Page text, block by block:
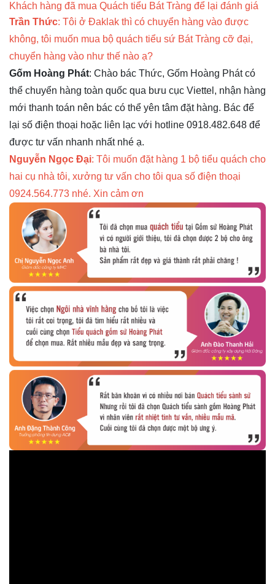
Khách hàng đã mua Quách tiểu Bát Tràng để lại đánh giá
Trần Thức: Tôi ở Đaklak thì có chuyển hàng vào được
không, tôi muốn mua bộ quách tiểu sứ Bát Tràng cỡ đại,
chuyển hàng vào như thế nào ạ?
Gốm Hoàng Phát: Chào bác Thức, Gốm Hoàng Phát có
thể chuyển hàng toàn quốc qua bưu cục Viettel, nhận hàng
mới thanh toán nên bác có thể yên tâm đặt hàng. Bác để
lại số điện thoại hoặc liên lạc với hotline 0918.482.648 để
được tư vấn nhanh nhất nhé ạ.
Nguyễn Ngọc Đại: Tôi muốn đặt hàng 1 bộ tiểu quách cho
hai cụ nhà tôi, xưởng tư vấn cho tôi qua số điện thoại
0924.564.773 nhé. Xin cảm ơn